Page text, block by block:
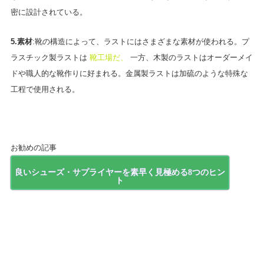
密に設計されている。
5.素材:靴の構造によって、ラストにはさまざまな素材が使われる。プ
ラスチック製ラストは 靴工場だ、
一方、木製のラストはオーダーメイ
ドや職人的な靴作りに好まれる。金属製ラストは加硫のような特殊な
工程で使用される。
お勧めの記事
良いシューズ・サプライヤーを素早く見極める8つのヒン
ト